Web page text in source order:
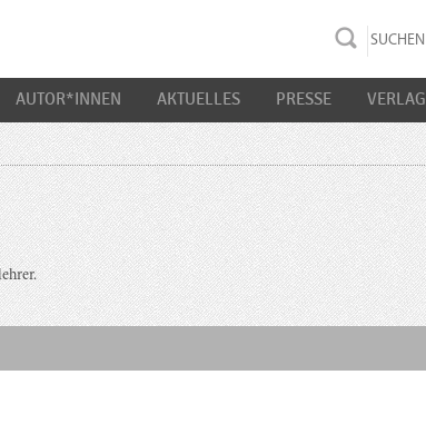
AUTOR*INNEN AKTUELLES PRESSE VERLAG